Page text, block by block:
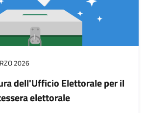
2026
dell'Ufficio Elettorale per il
elettorale